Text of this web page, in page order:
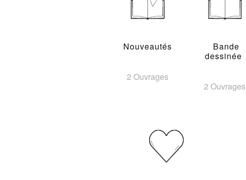
Nouveautés
2 Ouvrages
Bande
dessinée
2 Ouvrages